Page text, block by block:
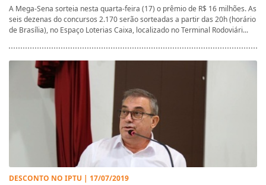
A Mega-Sena sorteia nesta quarta-feira (17) o prêmio de R$ 16 milhões. As
seis dezenas do concursos 2.170 serão sorteadas a partir das 20h (horário
de Brasília), no Espaço Loterias Caixa, localizado no Terminal Rodoviári...
DESCONTO NO IPTU | 17/07/2019